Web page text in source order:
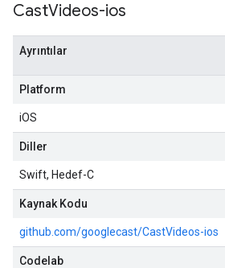
CastVideos-ios
Ayrıntılar
Platform
iOS
Diller
Swift, Hedef-C
Kaynak Kodu
github.com/googlecast/CastVideos-ios
Codelab